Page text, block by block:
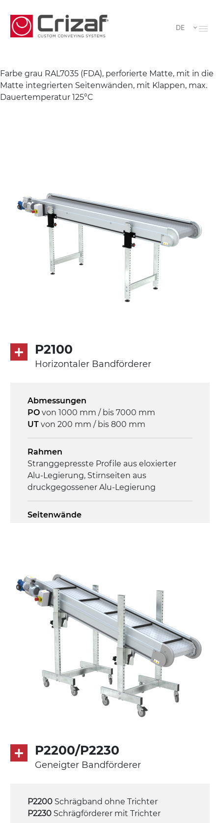
DE
Farbe grau RAL7035 (FDA), perforierte Matte, mit in die
Matte integrierten Seitenwänden, mit Klappen, max.
Dauertemperatur 125°C
P2100
Horizontaler Bandförderer
Abmessungen
PO von 1000 mm / bis 7000 mm
UT von 200 mm / bis 800 mm
Rahmen
Stranggepresste Profile aus eloxierter
Alu-Legierung, Stirnseiten aus
druckgegossener Alu-Legierung
Seitenwände
Stahlteleskope schwarz lackiert RAL
9005, verzinkte Metallrohrfüße,
Nivellierfüße
Förderfläche
PP geprägte Oberfläche in Grau RAL7035
(FDA) mit in die Förderfläche integrierten
Seitenwänden
direkt, Zug (linke Seite),
Untersetzungsgetriebe mit Kupplung, 3-
3Ph
Steuerung
P2200/P2230
Geneigter Bandförderer
P2200 Schrägband ohne Trichter
P2230 Schrägförderer mit Trichter